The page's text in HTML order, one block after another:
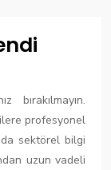
profesyonel
sektörel bilgi
uzun vadeli